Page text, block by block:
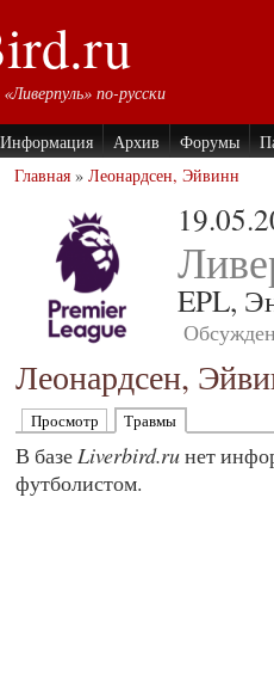
по-русски
Информация Архив Форумы
Главная » Леонардсен, Эйвинн
EPL,
Леонардсен,
Просмотр Травмы
В базеLiverbird.ruнет
футболистом.